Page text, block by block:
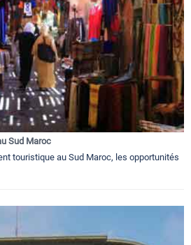
Sud Maroc
touristique au Sud Maroc, les opportunités